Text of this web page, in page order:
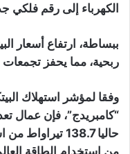
الكهرباء إلى رقم فلكي
ببساطة، ارتفاع أسعار
ربحية، مما يحفز تجمعات
وفقا لمؤشر استهلاك
“كامبريدج”، فإن عمال
من استخدام الطاقة